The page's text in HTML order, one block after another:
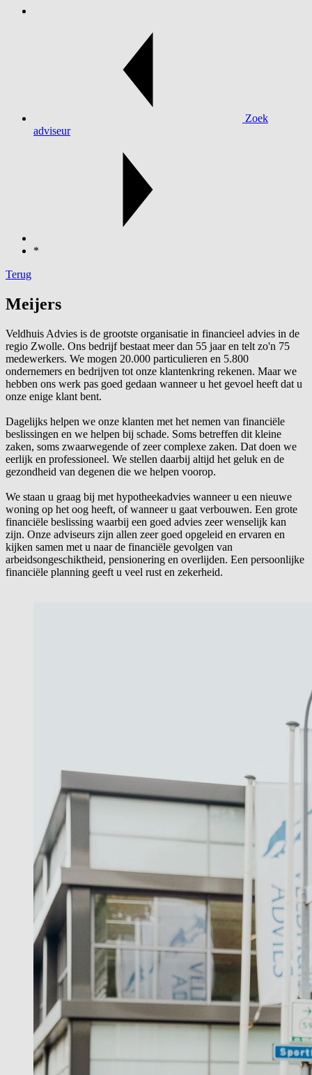
Zoek
adviseur
*
Terug
Meijers
Veldhuis Advies is de grootste organisatie in financieel advies in de
regio Zwolle. Ons bedrijf bestaat meer dan 55 jaar en telt zo'n 75
medewerkers. We mogen 20.000 particulieren en 5.800
ondernemers en bedrijven tot onze klantenkring rekenen. Maar we
hebben ons werk pas goed gedaan wanneer u het gevoel heeft dat u
onze enige klant bent.
Dagelijks helpen we onze klanten met het nemen van financiële
beslissingen en we helpen bij schade. Soms betreffen dit kleine
zaken, soms zwaarwegende of zeer complexe zaken. Dat doen we
eerlijk en professioneel. We stellen daarbij altijd het geluk en de
gezondheid van degenen die we helpen voorop.
We staan u graag bij met hypotheekadvies wanneer u een nieuwe
woning op het oog heeft, of wanneer u gaat verbouwen. Een grote
financiële beslissing waarbij een goed advies zeer wenselijk kan
zijn. Onze adviseurs zijn allen zeer goed opgeleid en ervaren en
kijken samen met u naar de financiële gevolgen van
arbeidsongeschiktheid, pensionering en overlijden. Een persoonlijke
financiële planning geeft u veel rust en zekerheid.